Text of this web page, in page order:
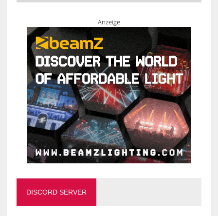
Anzeige
DISCORD SERVER